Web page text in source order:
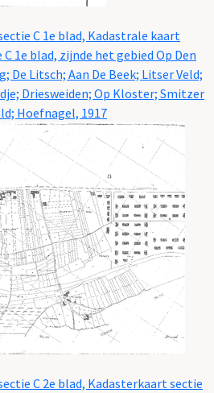
C 1e blad, Kadastrale kaart
1e blad, zijnde het gebied Op Den
De Litsch; Aan De Beek; Litser Veld;
Driesweiden; Op Kloster; Smitzer
Hoefnagel, 1917
C 2e blad, Kadasterkaart sectie